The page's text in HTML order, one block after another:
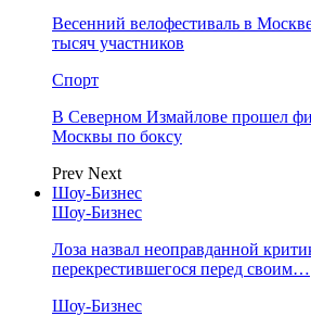
Весенний велофестиваль в
тысяч участников
Спорт
В Северном Измайлове прошел
Москвы по боксу
Prev Next
Шоу-Бизнес
Шоу-Бизнес
Лоза назвал неоправданной
перекрестившегося перед своим…
Шоу-Бизнес